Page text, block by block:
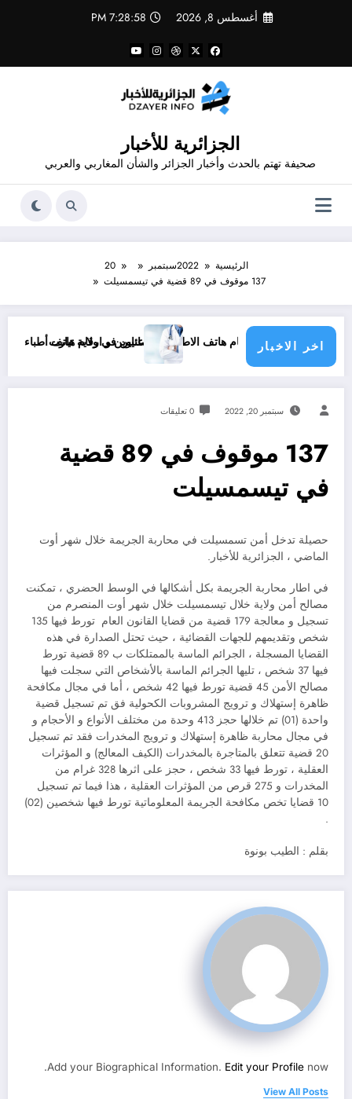
أغسطس 8, 2026 7:28:59 PM
الجزائرية للأخبار
صحيفة تهتم بالحدث وأخبار الجزائر والشأن المغاربي والعربي
الرئيسية 2022سبتمبر
20
137 موقوف في 89 قضية في تيسمسيلت
اخر الاخبار
.. عناوين و أرقام هاتف الاطباء الاخصائيين في ولاية تيارت
عناوين و ارقام هاتف أطباء ولاية باتنة ..
سبتمبر 20, 2022 0 تعليقات
137 موقوف في 89 قضية
في تيسمسيلت
حصيلة تدخل أمن تسمسيلت في محاربة الجريمة خلال شهر أوت
الماضي ، الجزائرية للأخبار.
في اطار محاربة الجريمة بكل أشكالها في الوسط الحضري ، تمكنت
مصالح أمن ولاية خلال تيسمسيلت خلال شهر أوت المنصرم من
تسجيل و معالجة 179 قضية من قضايا القانون العام تورط فيها 135
شخص وتقديمهم للجهات القضائية ، حيث تحتل الصدارة في هذه
القضايا المسجلة ، الجرائم الماسة بالممتلكات ب 89 قضية تورط
فيها 37 شخص ، تليها الجرائم الماسة بالأشخاص التي سجلت فيها
مصالح الأمن 45 قضية تورط فيها 42 شخص ، أما في مجال مكافحة
ظاهرة إستهلاك و ترويج المشروبات الكحولية فق تم تسجيل قضية
واحدة (01) تم خلالها حجز 413 وحدة من مختلف الأنواع و الأحجام و
في مجال محاربة ظاهرة إستهلاك و ترويج المخدرات فقد تم تسجيل
20 قضية تتعلق بالمتاجرة بالمخدرات (الكيف المعالج) و المؤثرات
العقلية ، تورط فيها 33 شخص ، حجز على اثرها 328 غرام من
المخدرات و 275 قرص من المؤثرات العقلية ، هذا فيما تم تسجيل
10 قضايا تخص مكافحة الجريمة المعلوماتية تورط فيها شخصين (02)
.
بقلم : الطيب بونوة
Add your Biographical Information. Edit your Profile now.
View All Posts